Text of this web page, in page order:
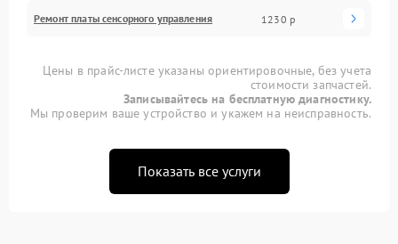
Ремонт платы сенсорного управления 1230 р
Цены в прайс-листе указаны ориентировочные, без учета
стоимости запчастей.
Записывайтесь на бесплатную диагностику.
Мы проверим ваше устройство и укажем на неисправность.
Показать все услуги